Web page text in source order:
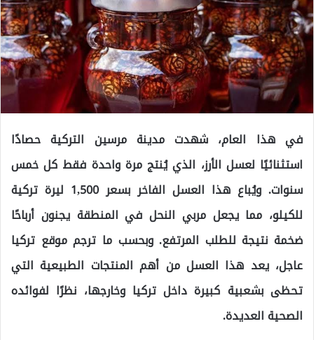
في هذا العام، شهدت مدينة مرسين التركية حصادًا
استثنائيًا لعسل الأرز، الذي يُنتج مرة واحدة فقط كل خمس
سنوات. ويُباع هذا العسل الفاخر بسعر 1,500 ليرة تركية
للكيلو، مما يجعل مربي النحل في المنطقة يجنون أرباحًا
ضخمة نتيجة للطلب المرتفع. وبحسب ما ترجم موقع تركيا
عاجل، يعد هذا العسل من أهم المنتجات الطبيعية التي
تحظى بشعبية كبيرة داخل تركيا وخارجها، نظرًا لفوائده
الصحية العديدة.